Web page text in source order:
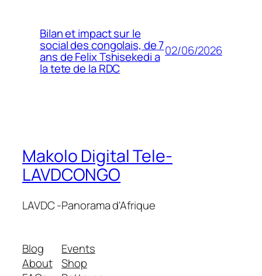
Bilan et impact sur le
social des congolais, de 7
ans de Felix Tshisekedi a
la tete de la RDC
02/06/2026
Makolo Digital Tele-
LAVDCONGO
LAVDC -Panorama d'Afrique
Blog
About
Events
Shop